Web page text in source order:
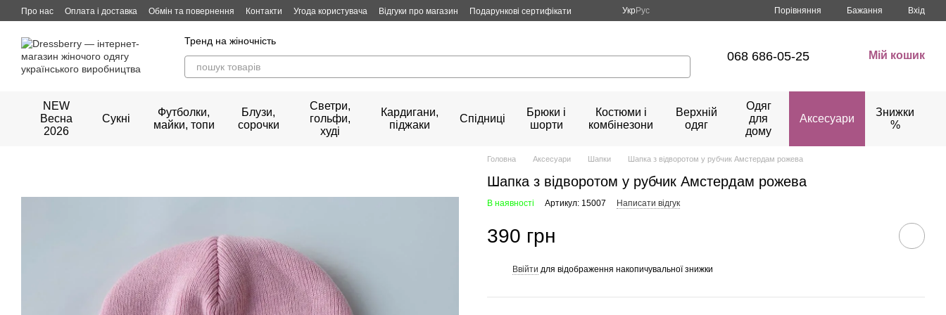
Перейти до основного контенту
Про нас Оплата і доставка Обмін та повернення Контакти Угода користувача Відгуки про магазин Подарункові сертифікати УкрРус Порівняння Бажання Вхід
Тренд на жіночність
068 686-05-25 Мій кошик
NEW
Весна
2026
Сукні
Футболки,
майки, топи
Блузи,
сорочки
Светри,
гольфи,
худі
Кардигани,
піджаки
Спідниці
Брюки і
шорти
Костюми і
комбінезони
Верхній
одяг
Одяг
для
дому
Аксесуари
Знижки
%
Головна Аксесуари Шапки Шапка з відворотом у рубчик Амстердам рожева
Шапка з відворотом у рубчик Амстердам рожева
В наявності Артикул: 15007 Написати відгук
390 грн
Ввійти для відображення накопичувальної знижки